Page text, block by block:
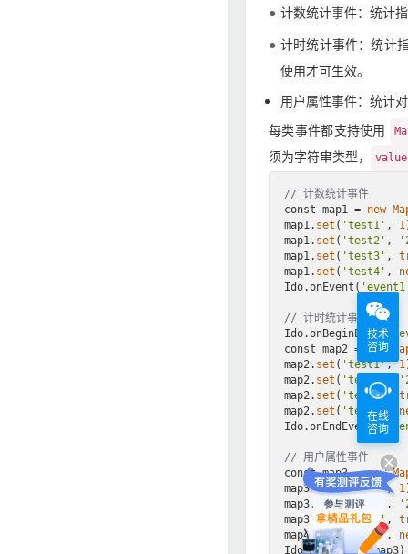
计数统计事件：统计
计时统计事件：统计
使用才可生效。
用户属性事件：统计
每类事件都支持使用
须为字符串类型， value
// 计数统计事件
const map1 = new
map1. set ( 'test1' , 1
map1. set ( 'test2' ,
map1. set ( 'test3' ,
map1. set ( 'test4' ,
Ido.onEvent(
// 计时统计事件
Ido.onBeginEvent(
const map2 = new
map2. set ( 'test1', 1
map2. set ( 'test2'
map2. set ( 'test3',
map2. set ( 'test4',
Ido.onEndEvent(
// 用户属性事件
const map3 = new
map3.set('test1', 1
map3.
set('test2' ,
map3. set('test3' ,
map4.set('test4',
技术
咨询
在线
咨询